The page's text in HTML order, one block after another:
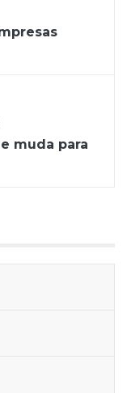
muda para